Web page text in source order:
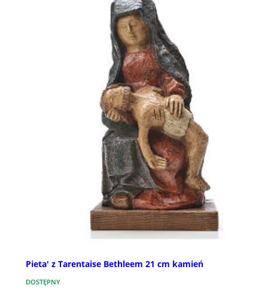
Pieta' z Tarentaise Bethleem 21 cm kamień
DOSTĘPNY